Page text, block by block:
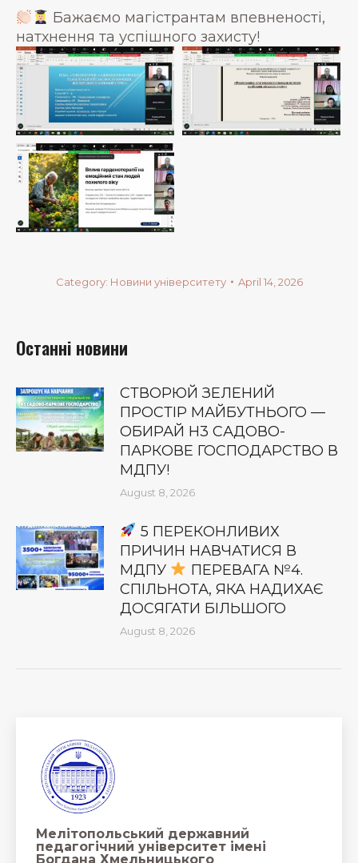
Бажаємо магістрантам впевненості,
натхнення та успішного захисту!
Category: Новини університету April 14, 2026
Останні новини
СТВОРЮЙ ЗЕЛЕНИЙ
ПРОСТІР МАЙБУТНЬОГО —
ОБИРАЙ Н3 САДОВО-
ПАРКОВЕ ГОСПОДАРСТВО В
МДПУ!
August 8, 2026
5 ПЕРЕКОНЛИВИХ
ПРИЧИН НАВЧАТИСЯ В
МДПУ
ПЕРЕВАГА №4.
СПІЛЬНОТА, ЯКА НАДИХАЄ
ДОСЯГАТИ БІЛЬШОГО
August 8, 2026
Мелітопольський державний
педагогічний університет імені
Богдана Хмельницького